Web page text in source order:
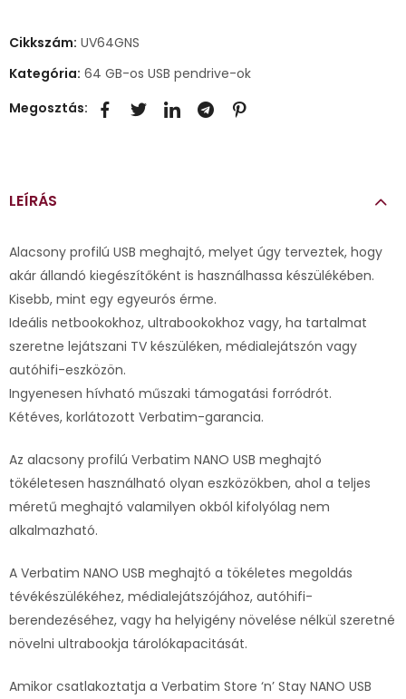
Cikkszám: UV64GNS
Kategória: 64 GB-os USB pendrive-ok
Megosztás:
LEÍRÁS
Alacsony profilú USB meghajtó, melyet úgy terveztek, hogy
akár állandó kiegészítőként is használhassa készülékében.
Kisebb, mint egy egyeurós érme.
Ideális netbookokhoz, ultrabookokhoz vagy, ha tartalmat
szeretne lejátszani TV készüléken, médialejátszón vagy
autóhifi-eszközön.
Ingyenesen hívható műszaki támogatási forródrót.
Kétéves, korlátozott Verbatim-garancia.
Az alacsony profilú Verbatim NANO USB meghajtó
tökéletesen használható olyan eszközökben, ahol a teljes
méretű meghajtó valamilyen okból kifolyólag nem
alkalmazható.
A Verbatim NANO USB meghajtó a tökéletes megoldás
tévékészülékéhez, médialejátszójához, autóhifi-
berendezéséhez, vagy ha helyigény növelése nélkül szeretné
növelni ultrabookja tárolókapacitását.
Amikor csatlakoztatja a Verbatim Store ‘n’ Stay NANO USB